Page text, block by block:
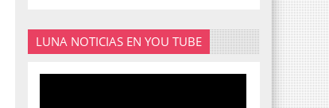
LUNA NOTICIAS EN YOU TUBE